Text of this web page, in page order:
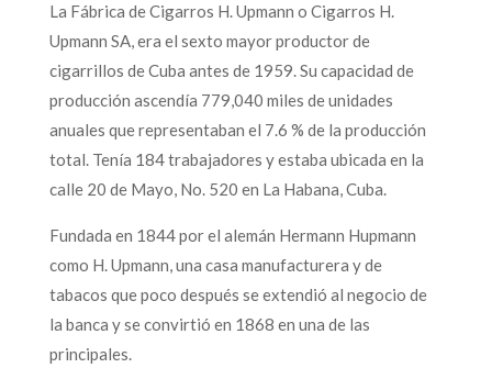
La Fábrica de Cigarros H. Upmann o Cigarros H.
Upmann SA, era el sexto mayor productor de
cigarrillos de Cuba antes de 1959. Su capacidad de
producción ascendía 779,040 miles de unidades
anuales que representaban el 7.6 % de la producción
total. Tenía 184 trabajadores y estaba ubicada en la
calle 20 de Mayo, No. 520 en La Habana, Cuba.
Fundada en 1844 por el alemán Hermann Hupmann
como H. Upmann, una casa manufacturera y de
tabacos que poco después se extendió al negocio de
la banca y se convirtió en 1868 en una de las
principales.